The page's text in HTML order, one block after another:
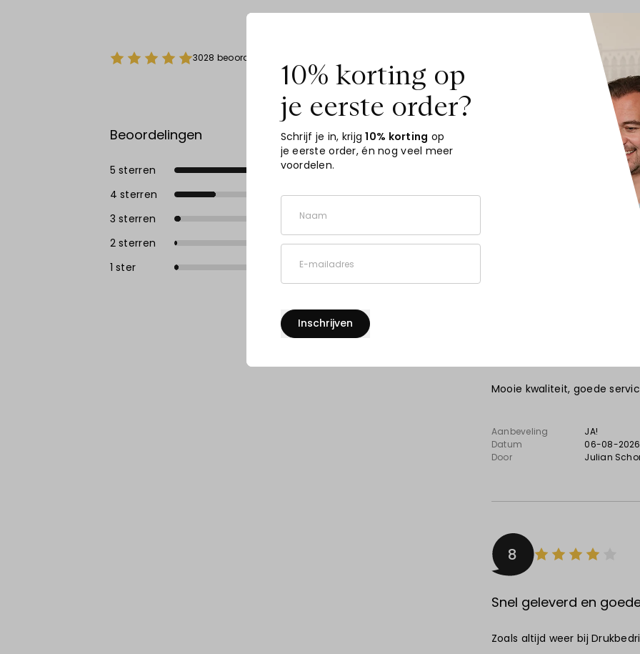
3028 beoordelingen over Drukbedrijf
Beoordelingen
5 sterren
4 sterren 646
3 sterren
2 sterren 45
1 ster
Snel en volgens afspraak
06-08-2026
, Leiden
Perfecte service,
Mooie kwaliteit, goede
Aanbeveling
JA!
Datum
06-08-2026
Door
Julian
8
Snel geleverd en
Zoals altijd weer bij
10% korting op
je eerste order?
Schrijf je in, krijg10% korting op
je eerste order, én nog veel meer
voordelen.
Naam
E-mailadres
Inschrijven